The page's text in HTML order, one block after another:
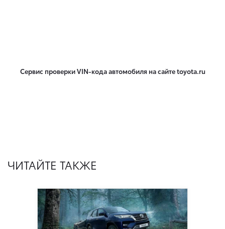
Сервис проверки VIN-кода автомобиля на сайте toyota.ru
ЧИТАЙТЕ ТАКЖЕ